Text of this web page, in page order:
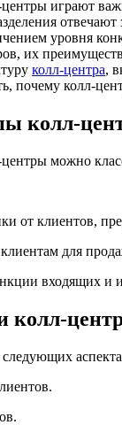
играют
уровня
их
колл-центра,
почему колл-
колл-
можно
от клиентов,
для
входящих и
колл-